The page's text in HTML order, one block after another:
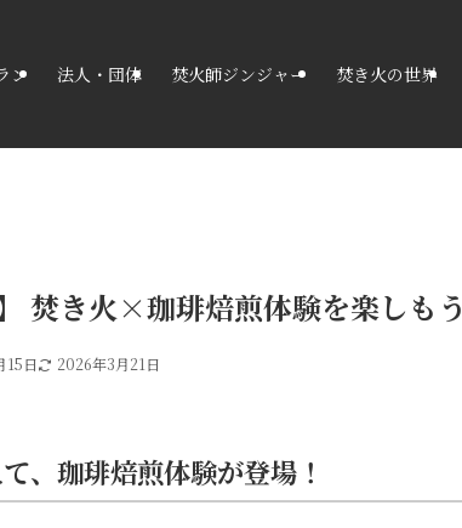
ン 法人・団体 焚火師ジンジャー 焚き火の世界
焚き火×珈琲焙煎体験を楽しも
15日 2026年3月21日
、珈琲焙煎体験が登場！